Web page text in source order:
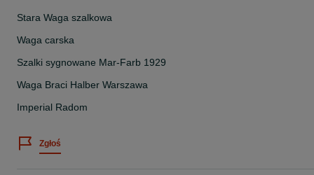
Stara Waga szalkowa
Waga carska
Szalki sygnowane Mar-Farb 1929
Waga Braci Halber Warszawa
Imperial Radom
Zgłoś